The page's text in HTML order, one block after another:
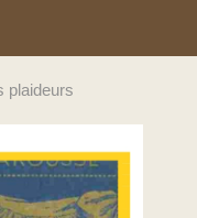
plaideurs